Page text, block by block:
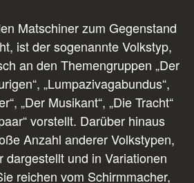
Matschiner zum Gegenstand
ist der sogenannte Volkstyp,
an den Themengruppen „Der
„Lumpazivagabundus“,
„Der Musikant“, „Die Tracht“
vorstellt. Darüber hinaus
Anzahl anderer Volkstypen,
dargestellt und in Variationen
reichen vom Schirmmacher,